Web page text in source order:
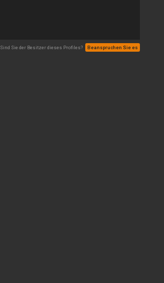
Sind Sie der Besitzer dieses Profiles? Beanspruchen Sie es